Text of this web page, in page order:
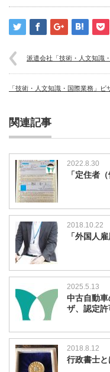
派遣会社「技術・人文知識
「技術・人文知識・国際業務」ビ
関連記事
2022.8.30
「定住者
2018.10.22
「外国人
2025.5.13
中古自動
ザ、認定許
2018.8.12
行政書士と